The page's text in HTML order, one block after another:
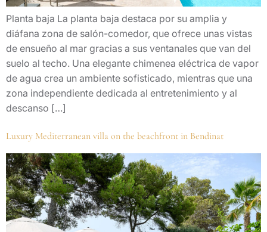
Planta baja La planta baja destaca por su amplia y
diáfana zona de salón-comedor, que ofrece unas vistas
de ensueño al mar gracias a sus ventanales que van del
suelo al techo. Una elegante chimenea eléctrica de vapor
de agua crea un ambiente sofisticado, mientras que una
zona independiente dedicada al entretenimiento y al
descanso […]
Luxury Mediterranean villa on the beachfront in Bendinat